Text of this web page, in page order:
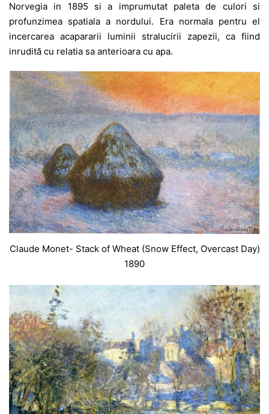
Norvegia in 1895 si a imprumutat paleta de culori si
profunzimea spatiala a nordului. Era normala pentru el
incercarea acapararii luminii stralucirii zapezii, ca fiind
inrudită cu relatia sa anterioara cu apa.
Claude Monet- Stack of Wheat (Snow Effect, Overcast Day)
1890